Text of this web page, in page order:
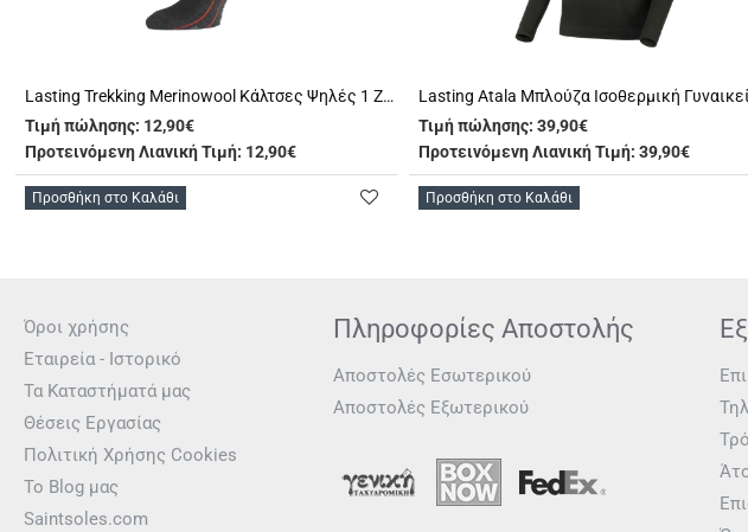
Lasting Trekking Merinowool Κάλτσες Ψηλές 1 Ζευγάρι (WHI 900)
Τιμή πώλησης: 12,90€
Προτεινόμενη Λιανική Τιμή: 12,90€
Προσθήκη στο Καλάθι
Τιμή πώλησης: 39,90€
Προτεινόμενη Λιανική Τιμή: 39,90€
Προσθήκη στο Καλάθι
Όροι χρήσης
Εταιρεία - Ιστορικό
Τα Καταστήματά μας
Θέσεις Εργασίας
Πολιτική Χρήσης Cookies
Το Blog μας
Saintsoles.com
Πληροφορίες Αποστολής
Αποστολές Εσωτερικού
Αποστολές Εξωτερικού